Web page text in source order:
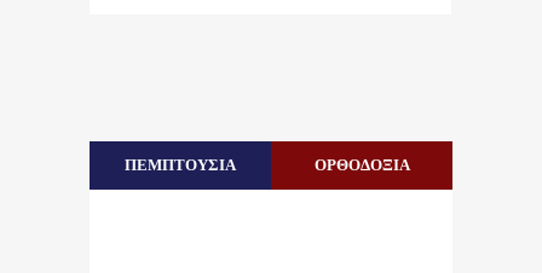
ΠΕΜΠΤΟΥΣΙΑ ΟΡΘΟΔΟΞΙΑ